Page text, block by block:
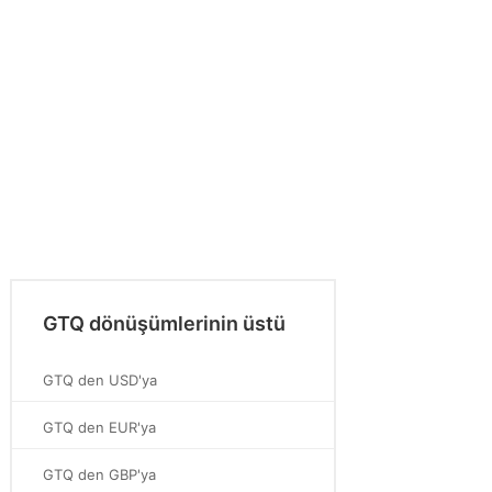
GTQ dönüşümlerinin üstü
GTQ den USD'ya
GTQ den EUR'ya
GTQ den GBP'ya